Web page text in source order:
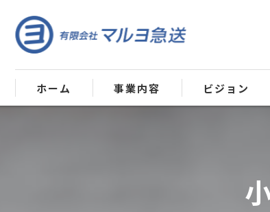
ホーム 事業内容 ビジョン